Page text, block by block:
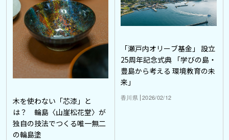
木を使わない「芯漆」と
は？ 輪島〈山崖松花堂〉が
独自の技法でつくる唯一無二
の輪島塗
「瀬戸内オリーブ基金」 設立
25周年記念式典 「学びの島・
豊島から考える 環境教育の未
来」
香川県 2026/02/12